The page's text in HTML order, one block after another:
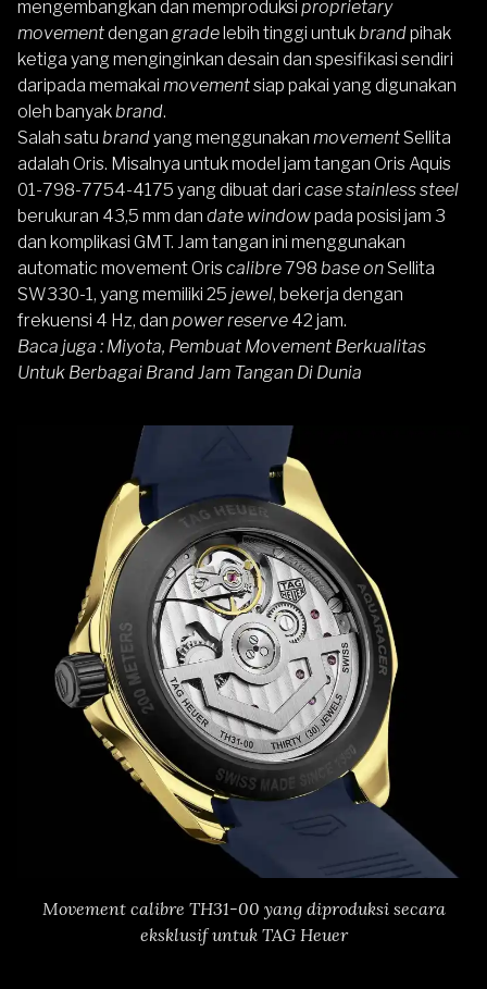
mengembangkan dan memproduksi proprietary
movementdengan gradelebih tinggi untuk brandpihak
ketiga yang menginginkan desain dan spesifikasi sendiri
daripada memakai movementsiap pakai yang digunakan
oleh banyak brand.
Salah satu brandyang menggunakan movement Sellita
adalah Oris. Misalnya untuk model jam tangan Oris Aquis
01-798-7754-4175 yang dibuat dari case stainless steel
berukuran 43,5 mm dan date windowpada posisi jam 3
dan komplikasi GMT. Jam tangan ini menggunakan
automatic movement Oriscalibre798 base on Sellita
SW330-1, yang memiliki 25 jewel, bekerja dengan
frekuensi 4 Hz, dan power reserve 42 jam.
Baca juga : Miyota, Pembuat Movement Berkualitas
Untuk Berbagai Brand Jam Tangan Di Dunia
Movement calibre TH31-00 yang diproduksi secara
eksklusif untuk TAG Heuer